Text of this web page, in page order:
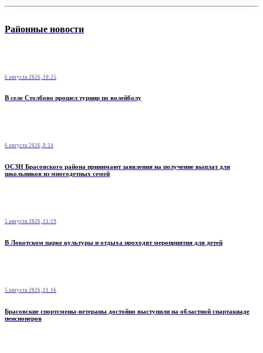
Районные новости
6 августа 2026, 10:25
В селе Столбово прошел турнир по волейболу
6 августа 2026, 8:24
ОСЗН Брасовского района принимают заявления на получение выплат для
школьников из многодетных семей
5 августа 2026, 11:19
В Локотском парке культуры и отдыха проходят мероприятия для детей
5 августа 2026, 11:16
Брасовские спортсмены-ветераны достойно выступили на областной спартакиаде
пенсионеров